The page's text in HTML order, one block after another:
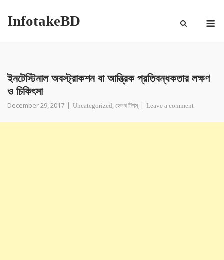
InfotakeBD
ইনটেস্টিনাল অবস্ট্রাকশন বা আন্ত্রিক প্রতিবন্ধকতার লক্ষণ
ও চিকিৎসা
December 29, 2017 Uncategorized, হেলথ টিপস্ Leave a comment